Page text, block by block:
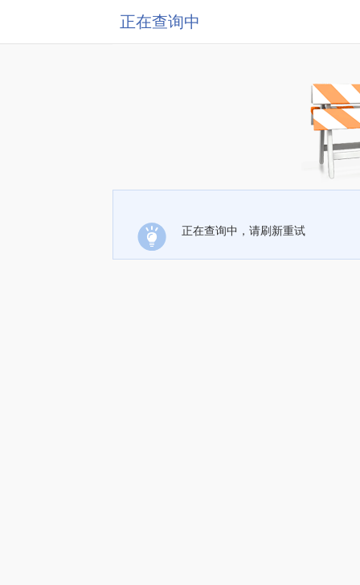
正在查询中
正在查询中，请刷新重试